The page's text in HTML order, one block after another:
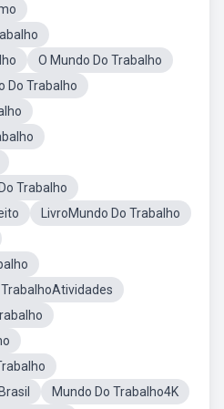
O Mundo Do Trabalho
Do Trabalho
Trabalho
LivroMundo Do Trabalho
Mundo Do Trabalho4K